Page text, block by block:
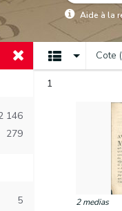
Aide à la
146
279
5
Cote
1
2 medias